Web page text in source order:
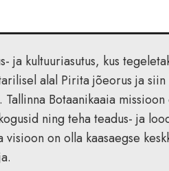
ja kultuuriasutus, kus
alal Pirita jõeorus ja siin
Botaanikaaia
ning teha teadus- ja
on olla kaasaegse